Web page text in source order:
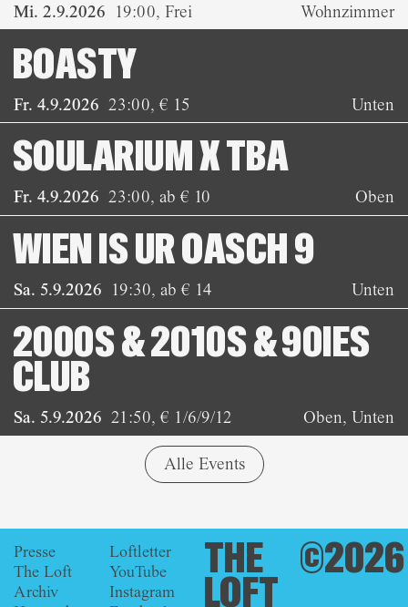
Mi. 2.9.2026 19:00,Frei Wohnzimmer
Fr. 4.9.2026 23:00,€ 15
BOASTY
Unten
Fr. 4.9.2026 23:00, ab € 10
SOULARIUM X TBA
Oben
Sa. 5.9.2026 19:30, ab € 14
WIEN IS UR OASCH 9
Unten
Sa. 5.9.2026 21:50,€ 1/6/9/12
2000S & 2010S & 90IES
CLUB
Oben, Unten
Alle Events
THE
LOFT
Presse
The Loft
Archiv
Loftletter
YouTube
Instagram
©2026